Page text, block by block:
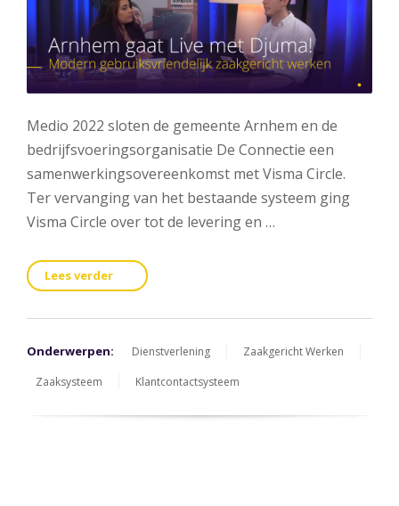
Medio 2022 sloten de gemeente Arnhem en de
bedrijfsvoeringsorganisatie De Connectie een
samenwerkingsovereenkomst met Visma Circle.
Ter vervanging van het bestaande systeem ging
Visma Circle over tot de levering en …
Lees verder
Onderwerpen: Dienstverlening
Zaakgericht Werken
Zaaksysteem
Klantcontactsysteem